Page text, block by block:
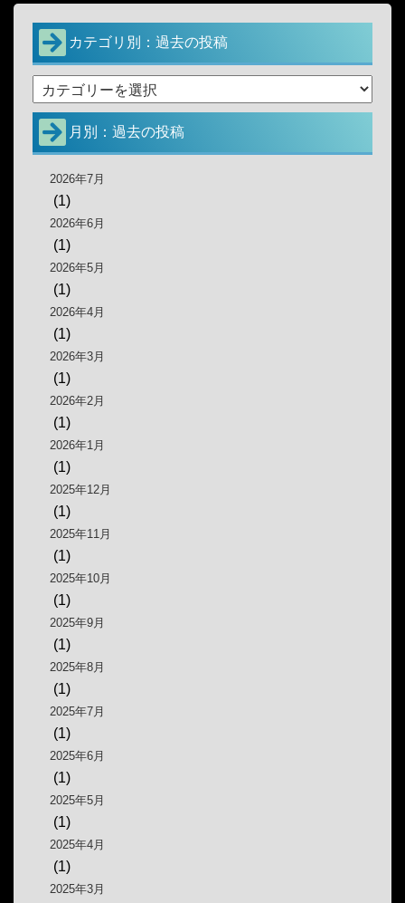
カテゴリ別：過去の投稿
月別：過去の投稿
2026年7月
(1)
2026年6月
(1)
2026年5月
(1)
2026年4月
(1)
2026年3月
(1)
2026年2月
(1)
2026年1月
(1)
2025年12月
(1)
2025年11月
(1)
2025年10月
(1)
2025年9月
(1)
2025年8月
(1)
2025年7月
(1)
2025年6月
(1)
2025年5月
(1)
2025年4月
(1)
2025年3月